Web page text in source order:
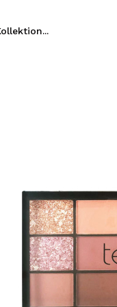
ICH
Durch die Erstellung
Einkäufe schnell
ALEMAN ESPAÑOL
colori